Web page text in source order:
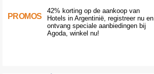
PROMOS
42% korting op de aankoop van
Hotels in Argentinië, registreer nu en
ontvang speciale aanbiedingen bij
Agoda, winkel nu!